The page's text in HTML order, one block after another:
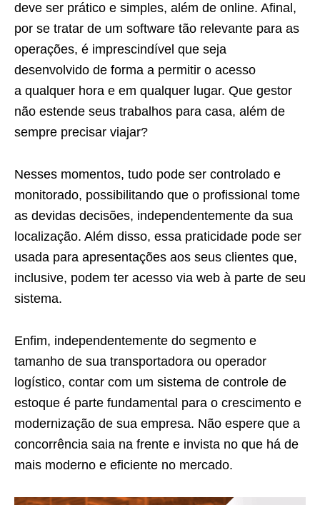
deve ser prático e simples, além de online. Afinal,
por se tratar de um software tão relevante para as
operações, é imprescindível que seja
desenvolvido de forma a permitir o acesso
a qualquer hora e em qualquer lugar. Que gestor
não estende seus trabalhos para casa, além de
sempre precisar viajar?
Nesses momentos, tudo pode ser controlado e
monitorado, possibilitando que o profissional tome
as devidas decisões, independentemente da sua
localização. Além disso, essa praticidade pode ser
usada para apresentações aos seus clientes que,
inclusive, podem ter acesso via web à parte de seu
sistema.
Enfim, independentemente do segmento e
tamanho de sua transportadora ou operador
logístico, contar com um sistema de controle de
estoque é parte fundamental para o crescimento e
modernização de sua empresa. Não espere que a
concorrência saia na frente e invista no que há de
mais moderno e eficiente no mercado.